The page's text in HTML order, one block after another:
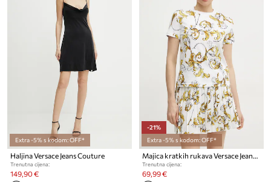
Extra -5% s kodom: OFF*
Haljina Versace Jeans Couture
Trenutna cijena:
149,90 €
-21%
Extra -5% s kodom: OFF*
Majica kratkih rukava Versace Jeans Couture
Trenutna cijena:
69,99 €